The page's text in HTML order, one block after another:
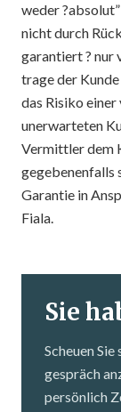
weder
nicht durch
garantiert ? nur
trage der
das Risiko
unerwarteten
Vermittler dem
gegebenenfalls
Garantie in
Fiala.
Sie
Scheuen
gespräch
persönlich